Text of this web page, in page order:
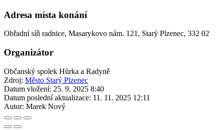
Adresa místa konání
Obřadní síň radnice, Masarykovo nám. 121, Starý Plzenec, 332 02
Organizátor
Občanský spolek Hůrka a Radyně
Zdroj: Město Starý Plzenec
Datum vložení: 25. 9. 2025 8:40
Datum poslední aktualizace: 11. 11. 2025 12:11
Autor: Marek Nový